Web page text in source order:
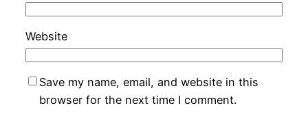
Website
Save my name, email, and website in this
browser for the next time I comment.